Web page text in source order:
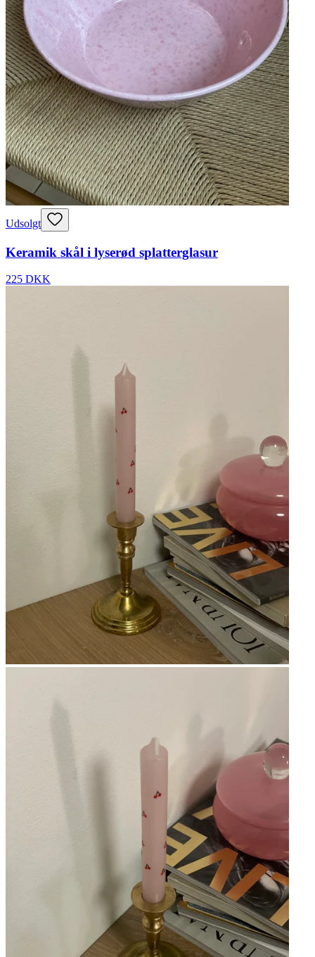
Udsolgt
Keramik skål i lyserød splatterglasur
225 DKK